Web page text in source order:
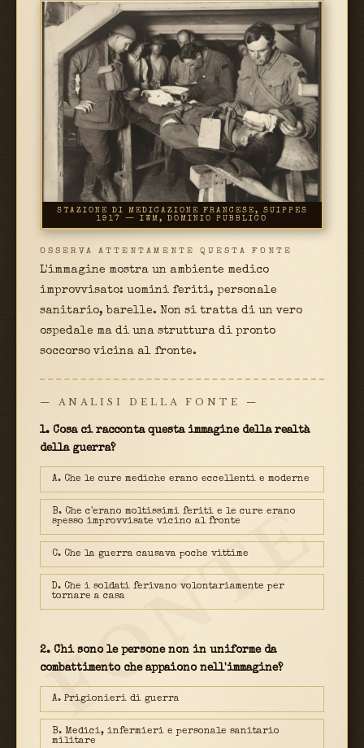
FONTE
STAZIONE DI MEDICAZIONE FRANCESE, SUIPPES
1917 — IWM, DOMINIO PUBBLICO
OSSERVA ATTENTAMENTE QUESTA FONTE
L'immagine mostra un ambiente medico
improvvisato: uomini feriti, personale
sanitario, barelle. Non si tratta di un vero
ospedale ma di una struttura di pronto
soccorso vicina al fronte.
— ANALISI DELLA FONTE —
1. Cosa ci racconta questa immagine della realtà
della guerra?
A. Che le cure mediche erano eccellenti e moderne
B. Che c'erano moltissimi feriti e le cure erano
spesso improvvisate vicino al fronte
C. Che la guerra causava poche vittime
D. Che i soldati ferivano volontariamente per
tornare a casa
2. Chi sono le persone non in uniforme da
combattimento che appaiono nell'immagine?
A. Prigionieri di guerra
B. Medici, infermieri e personale sanitario
militare